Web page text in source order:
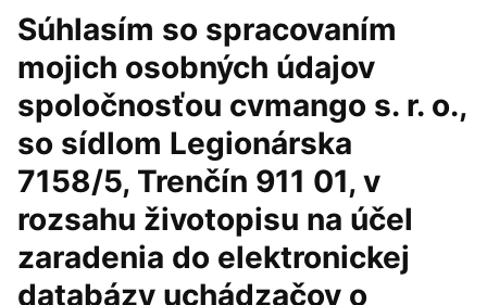
Súhlasím so spracovaním
mojich osobných údajov
spoločnosťou cvmango s. r. o.,
so sídlom Legionárska
7158/5, Trenčín 911 01, v
rozsahu životopisu na účel
zaradenia do elektronickej
databázy uchádzačov o